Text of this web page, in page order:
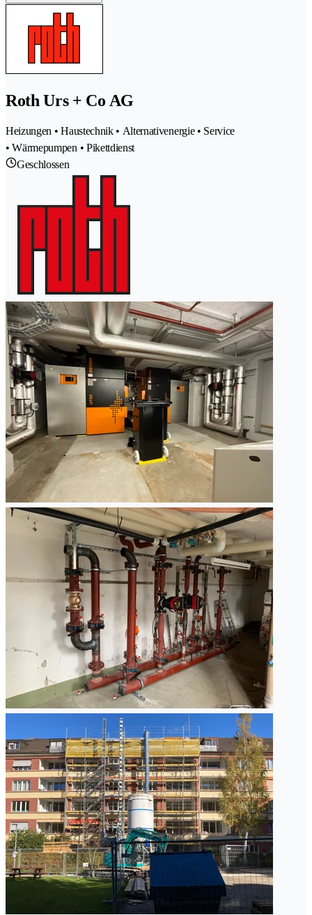
Roth Urs + Co AG
Heizungen • Haustechnik • Alternativenergie • Service
• Wärmepumpen • Pikettdienst
Geschlossen